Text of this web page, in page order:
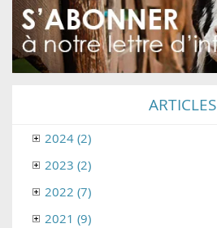
ARTICLES
2024 (2)
2023 (2)
2022 (7)
2021 (9)